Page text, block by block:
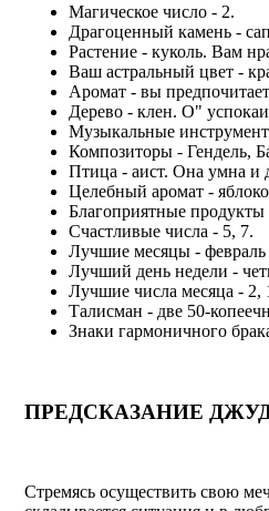
Магическое число - 2.
Драгоценный камень -
Растение - куколь. Вам
Ваш астральный цвет -
Аромат - вы
Дерево - клен. О"
Музыкальные
Композиторы - Гендель,
Птица - аист. Она умна и
Целебный аромат -
Благоприятные
Счастливые числа - 5, 7.
Лучшие месяцы -
Лучший день недели -
Лучшие числа месяца - 2,
Талисман - две 50-
Знаки гармоничного
ПРЕДСКАЗАНИЕ
Стремясь осуществить свою